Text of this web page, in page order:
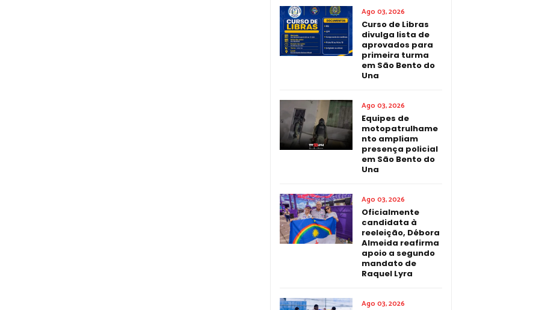
Ago 03, 2026
Curso de Libras
divulga lista de
aprovados para
primeira turma
em São Bento do
Una
Ago 03, 2026
Equipes de
motopatrulhame
nto ampliam
presença policial
em São Bento do
Una
Ago 03, 2026
Oficialmente
candidata à
reeleição, Débora
Almeida reafirma
apoio a segundo
mandato de
Raquel Lyra
Ago 03, 2026